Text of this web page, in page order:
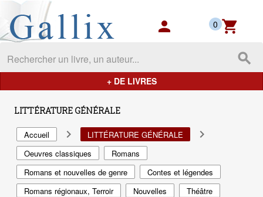
Gallix - les mondes du livres
person shopping_cart
0
search
+ DE LIVRES
LITTÉRATURE GÉNÉRALE
Accueil navigate_next LITTÉRATURE GÉNÉRALE navigate_next
Oeuvres classiques
Romans
Romans et nouvelles de genre
Contes et légendes
Romans régionaux, Terroir
Nouvelles
Théâtre